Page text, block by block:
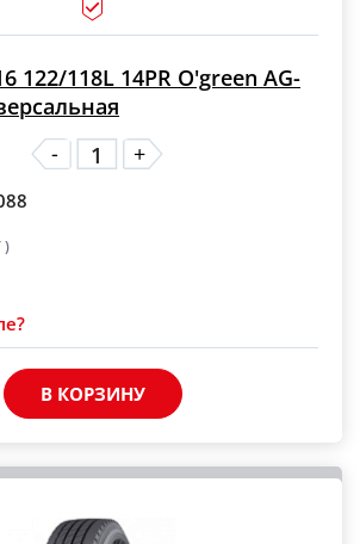
122/118L 14PR O'green AG-
-
+
)
В КОРЗИНУ